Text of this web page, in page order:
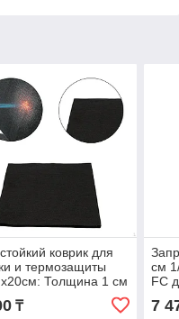
коврик для
и термозащиты
Толщина 1 см
₸
см
FC
7